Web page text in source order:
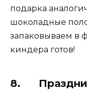
подарка
шоколадные
запаковываем в
киндера готов!
8.